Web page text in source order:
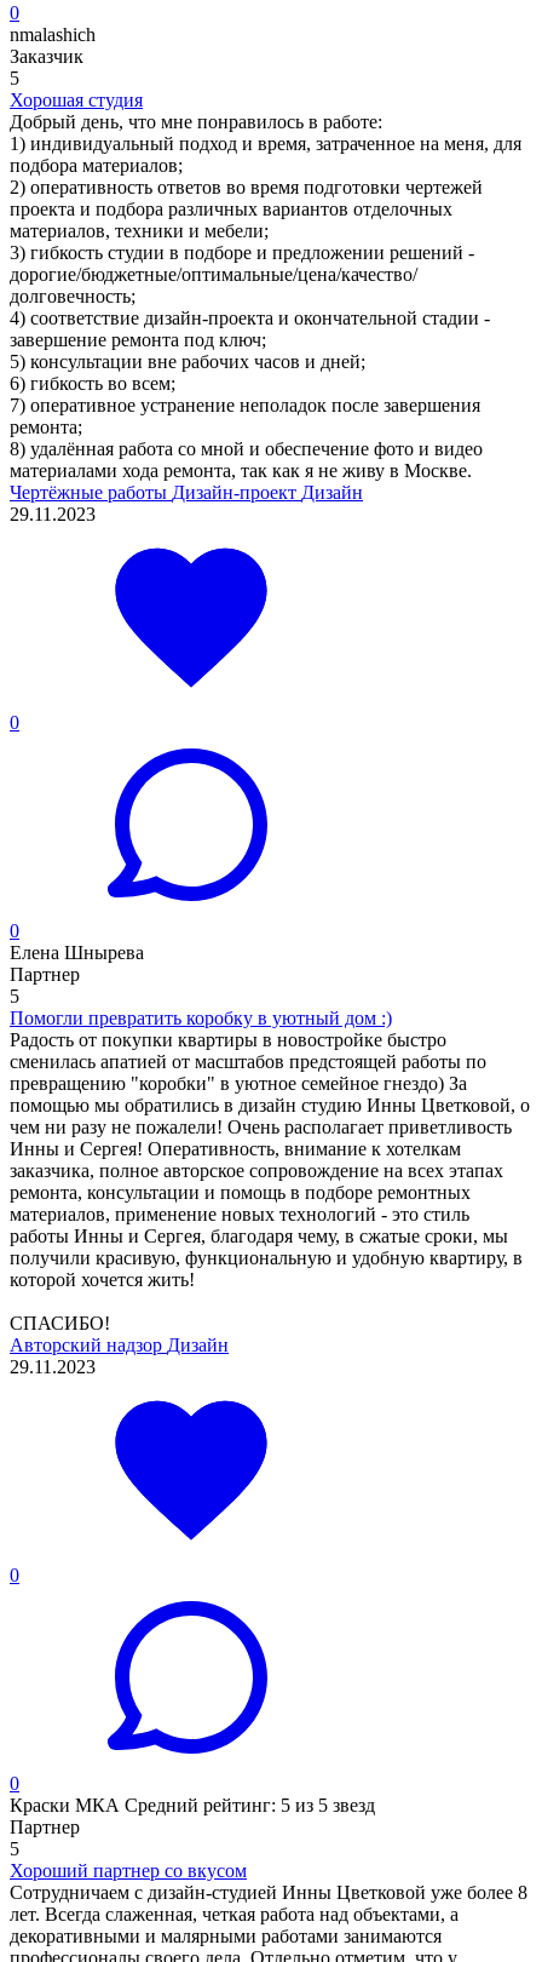
0
nmalashich
Заказчик
5
Хорошая студия
Добрый день, что мне понравилось в работе:
1) индивидуальный подход и время, затраченное на меня, для
подбора материалов;
2) оперативность ответов во время подготовки чертежей
проекта и подбора различных вариантов отделочных
материалов, техники и мебели;
3) гибкость студии в подборе и предложении решений -
дорогие/бюджетные/оптимальные/цена/качество/
долговечность;
4) соответствие дизайн-проекта и окончательной стадии -
завершение ремонта под ключ;
5) консультации вне рабочих часов и дней;
6) гибкость во всем;
7) оперативное устранение неполадок после завершения
ремонта;
8) удалённая работа со мной и обеспечение фото и видео
материалами хода ремонта, так как я не живу в Москве.
Чертёжные работы Дизайн-проект Дизайн
29.11.2023
0
0
Елена Шнырева
Партнер
5
Помогли превратить коробку в уютный дом :)
Радость от покупки квартиры в новостройке быстро
сменилась апатией от масштабов предстоящей работы по
превращению "коробки" в уютное семейное гнездо) За
помощью мы обратились в дизайн студию Инны Цветковой, о
чем ни разу не пожалели! Очень располагает приветливость
Инны и Сергея! Оперативность, внимание к хотелкам
заказчика, полное авторское сопровождение на всех этапах
ремонта, консультации и помощь в подборе ремонтных
материалов, применение новых технологий - это стиль
работы Инны и Сергея, благодаря чему, в сжатые сроки, мы
получили красивую, функциональную и удобную квартиру, в
которой хочется жить!
СПАСИБО!
Авторский надзор Дизайн
29.11.2023
0
0
Краски МКА Средний рейтинг: 5 из 5 звезд
Партнер
5
Хороший партнер со вкусом
Сотрудничаем с дизайн-студией Инны Цветковой уже более 8
лет. Всегда слаженная, четкая работа над объектами, а
декоративными и малярными работами занимаются
профессионалы своего дела. Отдельно отметим, что у